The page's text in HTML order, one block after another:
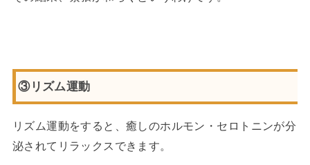
③リズム運動
リズム運動をすると、癒しのホルモン・セロトニンが分
泌されてリラックスできます。